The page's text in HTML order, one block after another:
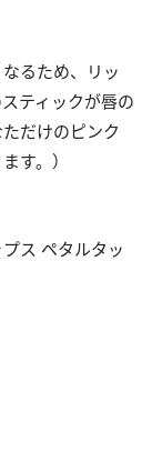
るため、リッ
ティックが唇の
だけのピンク
す。）
ス ペタルタッ